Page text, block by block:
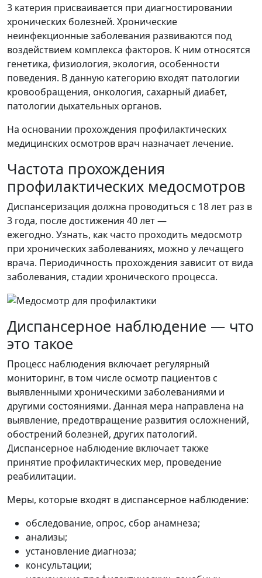
3 катерия присваивается при диагностировании
хронических болезней. Хронические
неинфекционные заболевания развиваются под
воздействием комплекса факторов. К ним относятся
генетика, физиология, экология, особенности
поведения. В данную категорию входят патологии
кровообращения, онкология, сахарный диабет,
патологии дыхательных органов.
На основании прохождения профилактических
медицинских осмотров врач назначает лечение.
Частота прохождения
профилактических медосмотров
Диспансеризация должна проводиться с 18 лет раз в
3 года, после достижения 40 лет —
ежегодно. Узнать, как часто проходить медосмотр
при хронических заболеваниях, можно у лечащего
врача. Периодичность прохождения зависит от вида
заболевания, стадии хронического процесса.
Диспансерное наблюдение — что
это такое
Процесс наблюдения включает регулярный
мониторинг, в том числе осмотр пациентов с
выявленными хроническими заболеваниями и
другими состояниями. Данная мера направлена на
выявление, предотвращение развития осложнений,
обострений болезней, других патологий.
Диспансерное наблюдение включает также
принятие профилактических мер, проведение
реабилитации.
Меры, которые входят в диспансерное наблюдение:
обследование, опрос, сбор анамнеза;
анализы;
установление диагноза;
консультации;